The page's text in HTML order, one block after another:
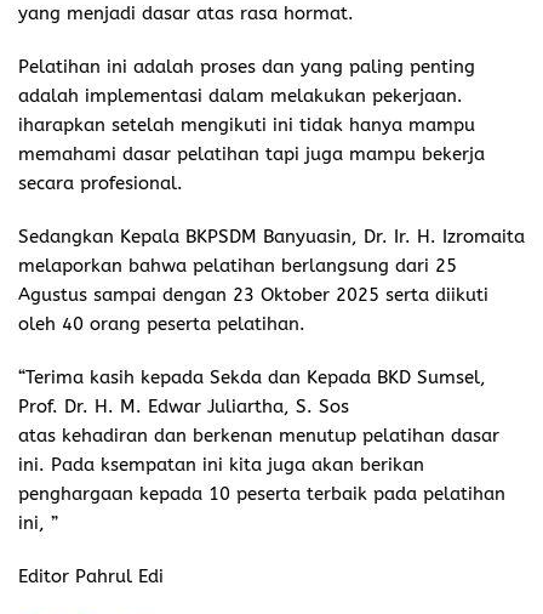
yang menjadi dasar atas rasa hormat.
Pelatihan ini adalah proses dan yang paling penting
adalah implementasi dalam melakukan pekerjaan.
iharapkan setelah mengikuti ini tidak hanya mampu
memahami dasar pelatihan tapi juga mampu bekerja
secara profesional.
Sedangkan Kepala BKPSDM Banyuasin, Dr. Ir. H. Izromaita
melaporkan bahwa pelatihan berlangsung dari 25
Agustus sampai dengan 23 Oktober 2025 serta diikuti
oleh 40 orang peserta pelatihan.
“Terima kasih kepada Sekda dan Kepada BKD Sumsel,
Prof. Dr. H. M. Edwar Juliartha, S. Sos
atas kehadiran dan berkenan menutup pelatihan dasar
ini. Pada ksempatan ini kita juga akan berikan
penghargaan kepada 10 peserta terbaik pada pelatihan
ini, ”
Editor Pahrul Edi